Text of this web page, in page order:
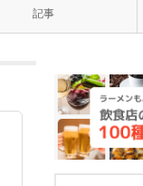
記事